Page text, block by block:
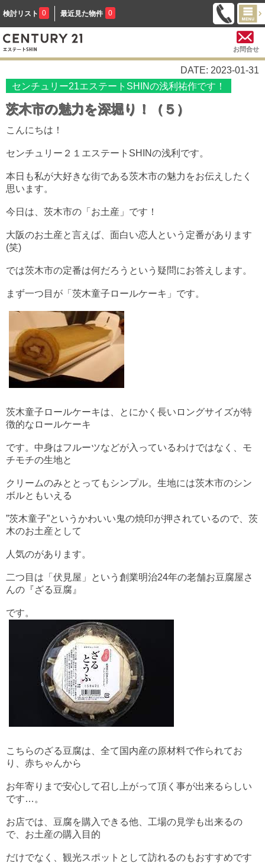
検討リスト 0 最近見た物件 0
お問合せ
DATE: 2023-01-31
センチュリー21エステートSHINの浅利祐作です！
茨木市の魅力を深堀り！（５）
こんにちは！
センチュリー２１エステートSHINの浅利です。
本日も私が大好きな街である茨木市の魅力をお伝えしたく
思います。
今日は、茨木市の「お土産」です！
大阪のお土産と言えば、面白い恋人という定番があります
(笑)
では茨木市の定番は何だろうという疑問にお答えします。
まず一つ目が「茨木童子ロールケーキ」です。
茨木童子ロールケーキは、とにかく長いロングサイズが特
徴的なロールケーキ
です。中身はフルーツなどが入っているわけではなく、モ
チモチの生地と
クリームのみととってもシンプル。生地には茨木市のシン
ボルともいえる
”茨木童子”というかわいい鬼の焼印が押されているので、茨
木のお土産として
人気のがあります。
二つ目は「伏見屋」という創業明治24年の老舗お豆腐屋さ
んの『ざる豆腐』
です。
こちらのざる豆腐は、全て国内産の原材料で作られてお
り、赤ちゃんから
お年寄りまで安心して召し上がって頂く事が出来るらしい
です…。
お店では、豆腐を購入できる他、工場の見学も出来るの
で、お土産の購入目的
だけでなく、観光スポットとして訪れるのもおすすめです